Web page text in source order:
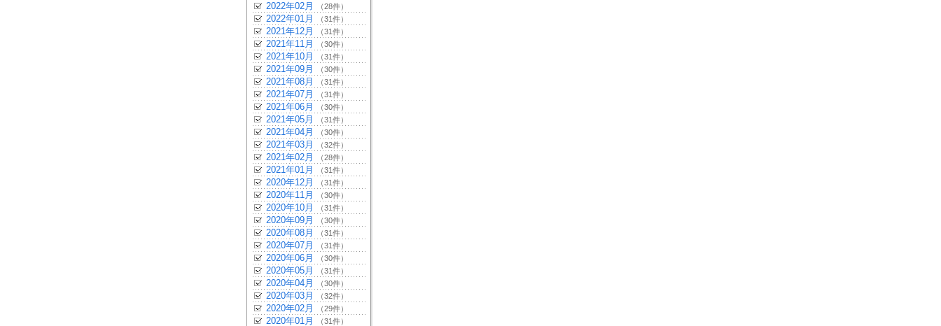
2022年02月 （28件）
2022年01月 （31件）
2021年12月 （31件）
2021年11月 （30件）
2021年10月 （31件）
2021年09月 （30件）
2021年08月 （31件）
2021年07月 （31件）
2021年06月 （30件）
2021年05月 （31件）
2021年04月 （30件）
2021年03月 （32件）
2021年02月 （28件）
2021年01月 （31件）
2020年12月 （31件）
2020年11月 （30件）
2020年10月 （31件）
2020年09月 （30件）
2020年08月 （31件）
2020年07月 （31件）
2020年06月 （30件）
2020年05月 （31件）
2020年04月 （30件）
2020年03月 （32件）
2020年02月 （29件）
2020年01月 （31件）